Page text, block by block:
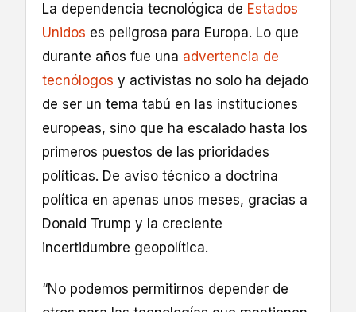
La dependencia tecnológica de Estados
Unidos es peligrosa para Europa. Lo que
durante años fue una advertencia de
tecnólogos y activistas no solo ha dejado
de ser un tema tabú en las instituciones
europeas, sino que ha escalado hasta los
primeros puestos de las prioridades
políticas. De aviso técnico a doctrina
política en apenas unos meses, gracias a
Donald Trump y la creciente
incertidumbre geopolítica.
“No podemos permitirnos depender de